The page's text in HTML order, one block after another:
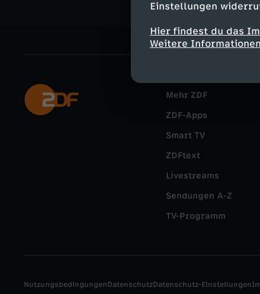
Einstellungen
Hier findest du das
Weitere
Mehr ZDF
ZDF-Apps
Smart TV
ZDFtext
Livestreams
Sendungen A-Z
TV-Programm
NutzungsbedingungenDatenschutzDatenschutz-Einstellungen